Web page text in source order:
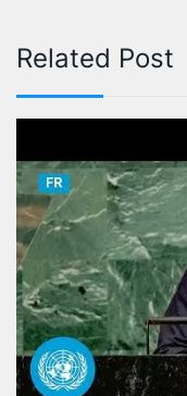
Related Post